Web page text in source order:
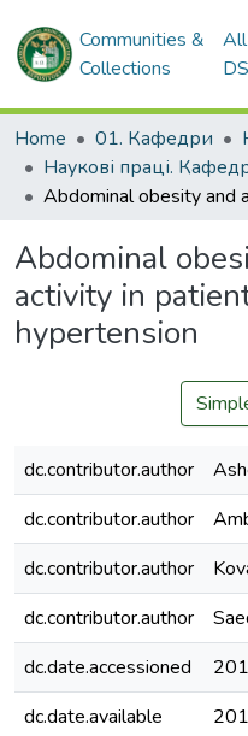
Communities &
Collections
Home 01. Кафедри
Abdominal
activity in
hypertension
dc.contributor.author
dc.contributor.author
dc.contributor.author
dc.contributor.author
dc.date.accessioned
dc.date.available